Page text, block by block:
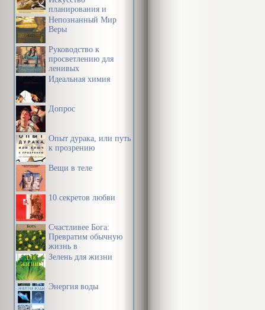
планирования и
управления своим
временем и своей
Непознанный Мир
Веры
Руководство к
просветлению для
ленивых
Идеальная химия
Допрос
Опыт дурака, или путь
к прозрению
Вещи в теле
10 секретов любви
Счастливее Бога:
Превратим обычную
жизнь в
необыкновенное
Зелень для жизни
Энергия воды